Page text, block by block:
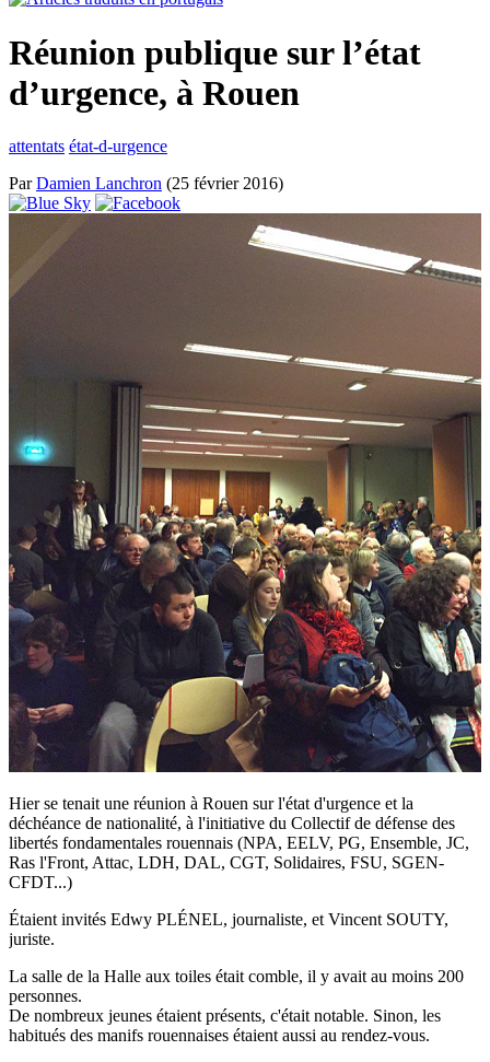
Réunion publique sur l’état
d’urgence, à Rouen
attentats état-d-urgence
ParDamien Lanchron (25 février 2016)
Hier se tenait une réunion à Rouen sur l'état d'urgence et la
déchéance de nationalité, à l'initiative du Collectif de défense des
libertés fondamentales rouennais (NPA, EELV, PG, Ensemble, JC,
Ras l'Front, Attac, LDH, DAL, CGT, Solidaires, FSU, SGEN-
CFDT...)
Étaient invités Edwy PLÉNEL, journaliste, et Vincent SOUTY,
juriste.
La salle de la Halle aux toiles était comble, il y avait au moins 200
personnes.
De nombreux jeunes étaient présents, c'était notable. Sinon, les
habitués des manifs rouennaises étaient aussi au rendez-vous.